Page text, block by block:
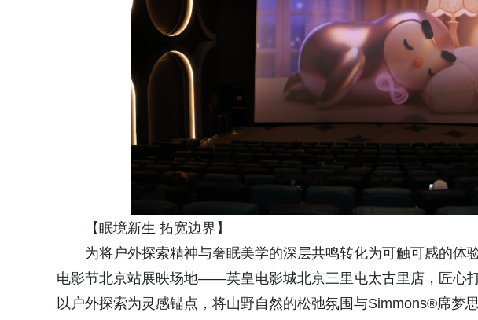
【眠境新生 拓宽边界】
为将户外探索精神与奢眠美学的深层共鸣转化为可触可感的体
电影节北京站展映场地——英皇电影城北京三里屯太古里店，匠心
以户外探索为灵感锚点，将山野自然的松弛氛围与Simmons®席梦